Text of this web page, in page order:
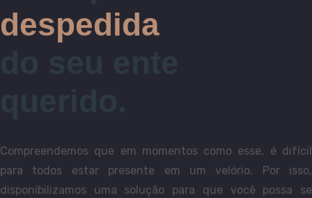
despedida
Compreendemos que em momentos como esse, é difícil
para todos estar presente em um velório. Por isso,
disponibilizamos uma solução para que você possa se